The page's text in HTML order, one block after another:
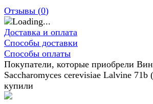
Отзывы (0)
Доставка и оплата
Способы доставки
Способы оплаты
Покупатели, которые приобрели
Saccharomyces cerevisiae Lalvine 71b
купили